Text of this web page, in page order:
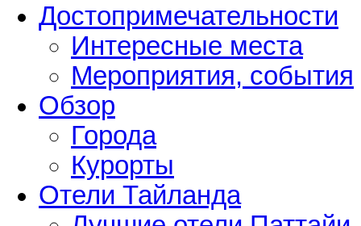
Достопримечательности
Интересные места
Мероприятия, события
Обзор
Города
Курорты
Отели Тайланда